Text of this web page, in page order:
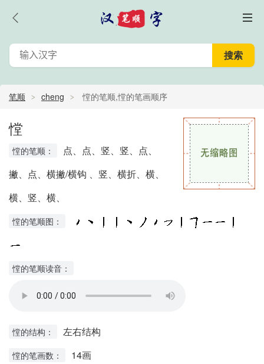
笔顺 cheng 憆的笔顺,憆的笔画顺序
憆
憆的笔顺：
点、点、竖、竖、点、
撇、点、横撇/横钩 、竖、横折、横、
横、竖、横、
憆的笔顺图：
憆的笔顺读音：
憆的结构： 左右结构
憆的笔画数： 14画